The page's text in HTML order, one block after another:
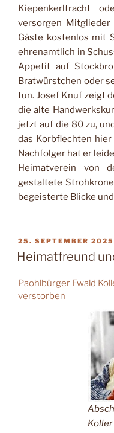
Kiepenkerltracht
versorgen
Gäste kostenlos mit
ehrenamtlich in
Appetit auf
Bratwürstchen oder
tun. Josef Knuf zeigt
die alte
jetzt auf die 80 zu,
das Korbflechten hier
Nachfolger hat er
Heimatverein von
gestaltete
begeisterte Blicke
VERÖFFENTLICHT
AM
25. SEPTEMBER 2025
Heimatfreund
Paohlbürger Ewald
verstorben